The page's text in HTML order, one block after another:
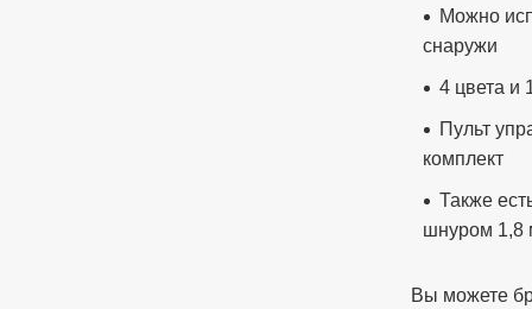
Можно
снаружи
4 цвета и
Пульт
комплект
Также
шнуром 1,8
Вы можете